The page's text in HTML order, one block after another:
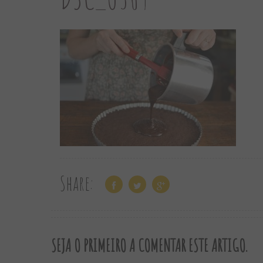
Share:
SEJA O PRIMEIRO A COMENTAR ESTE ARTIGO.